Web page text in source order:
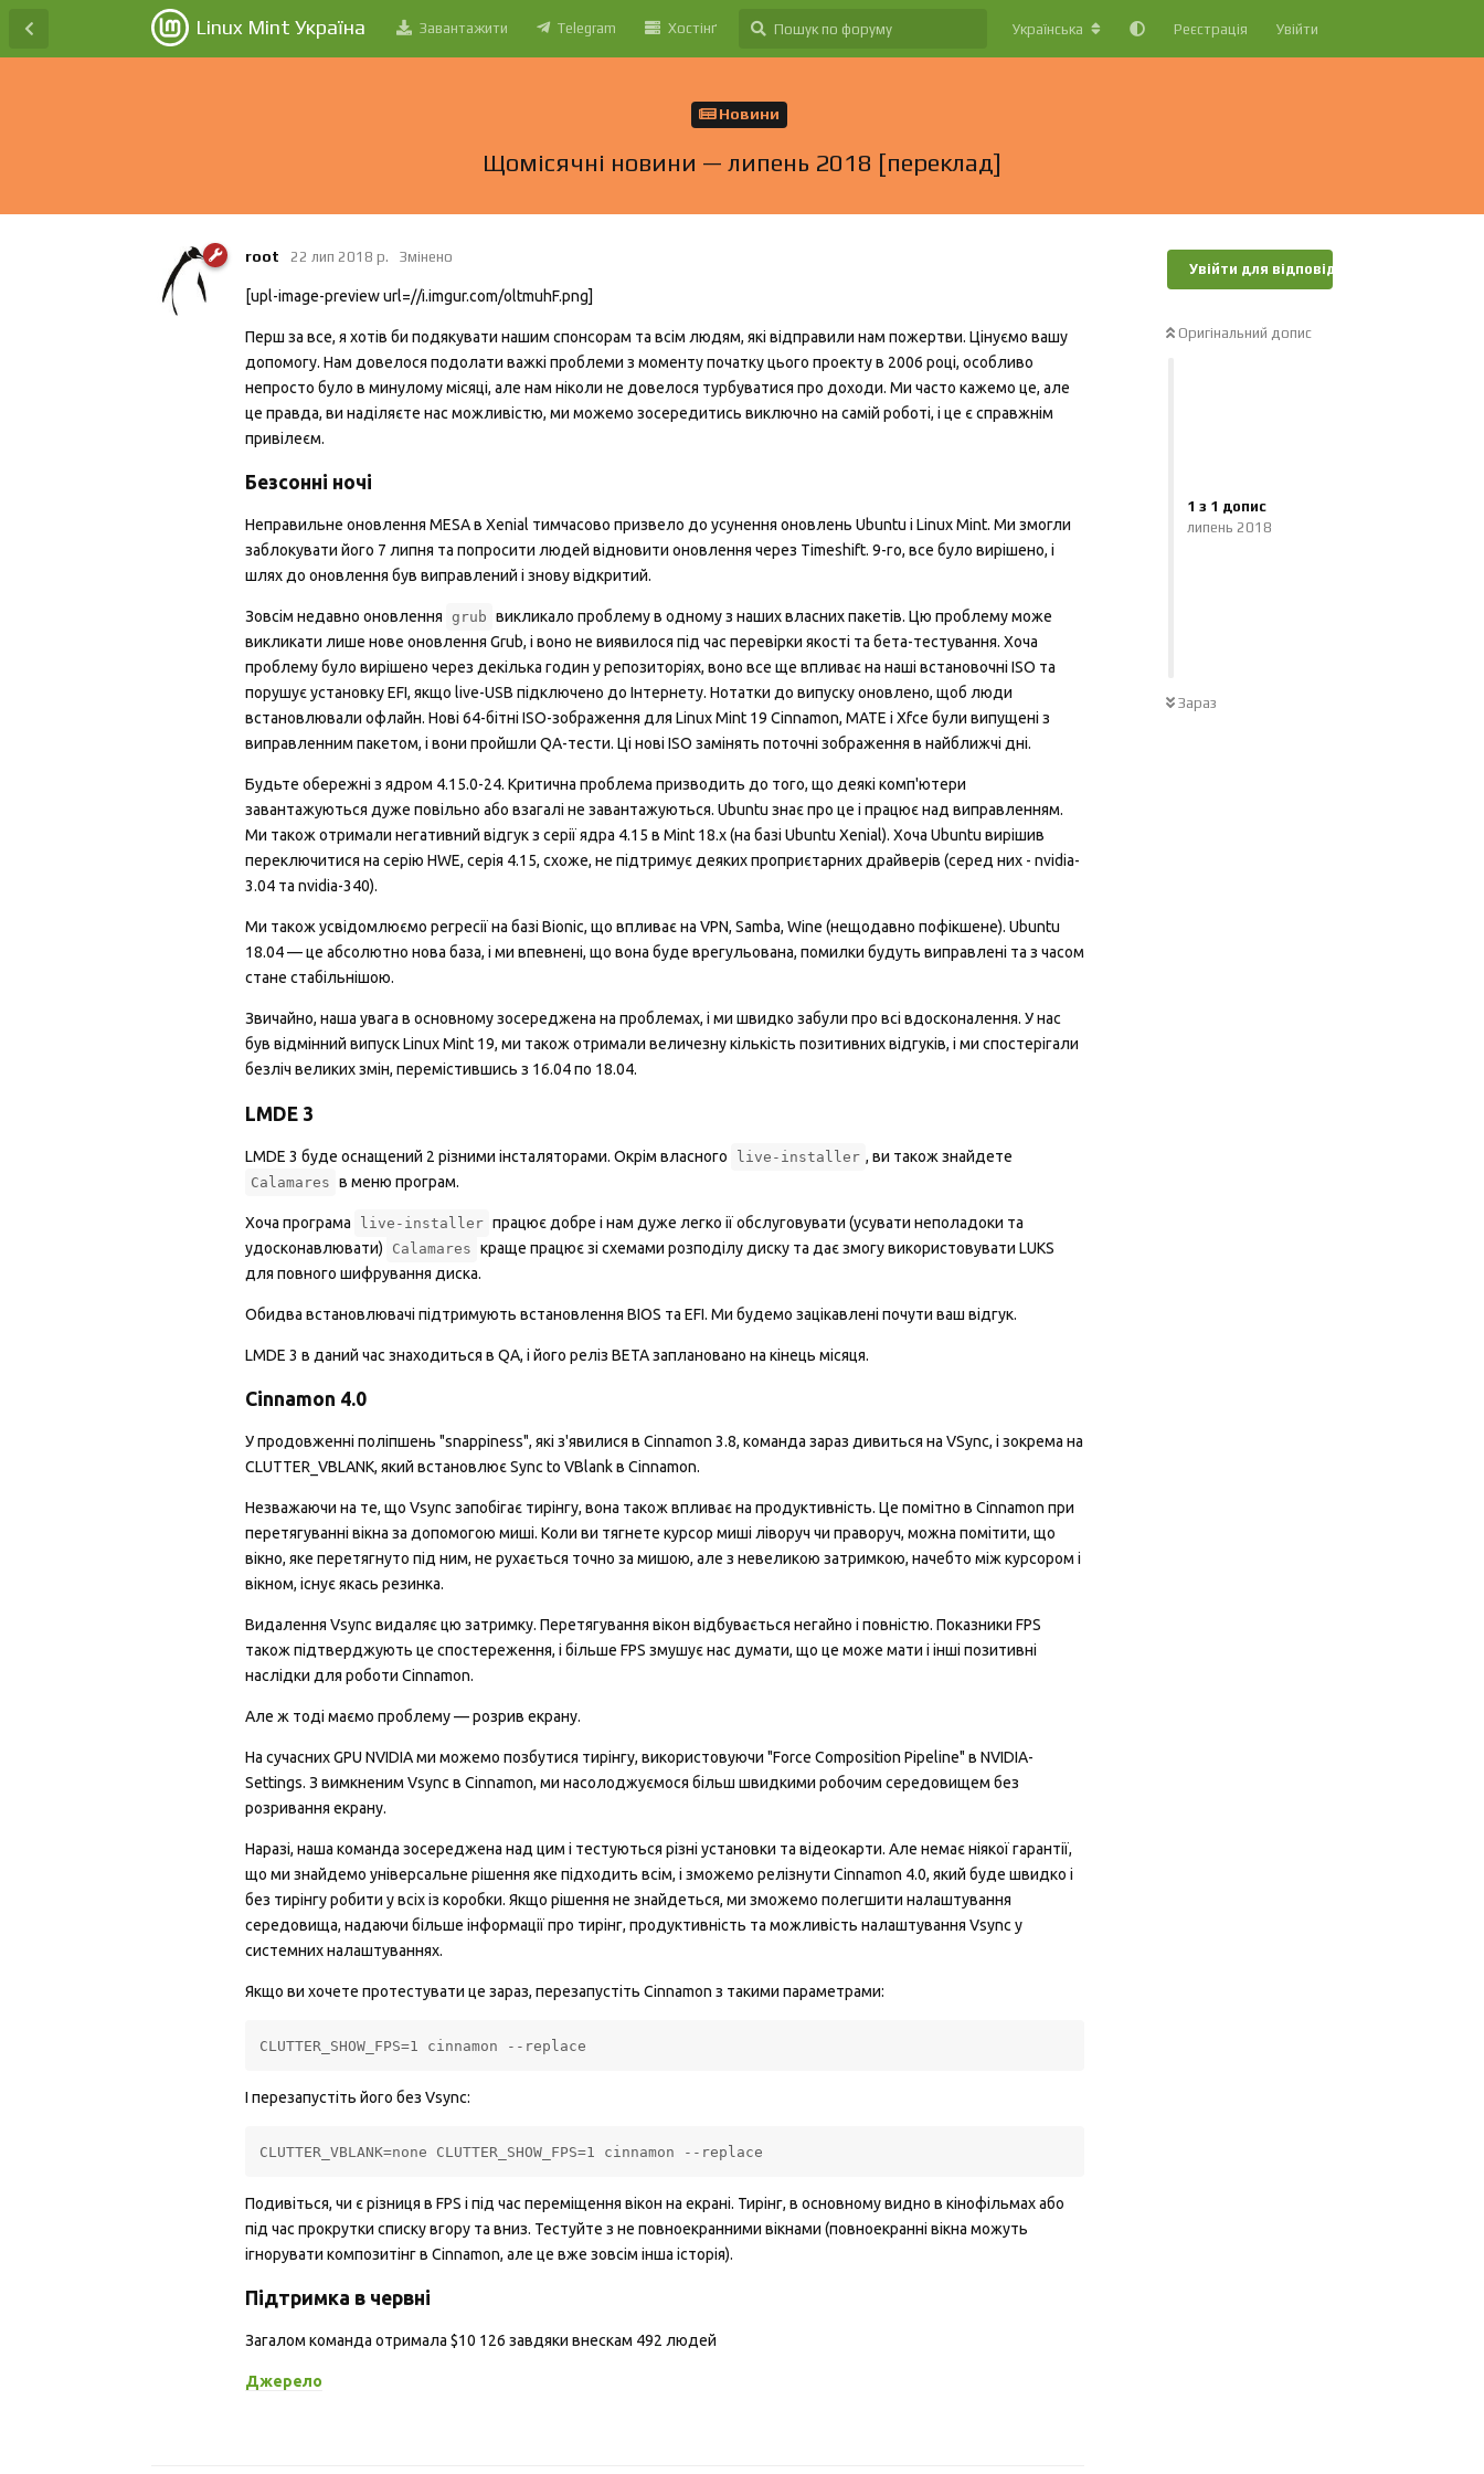
Linux Mint Україна Завантажити Telegram Хостінґ Українська Реєстрація Увійти
Новини
Щомісячні новини — липень 2018 [переклад]
Увійти для відповіді
Оригінальний допис
1 з 1 допис
липень 2018
Зараз
root 22 лип 2018 р. Змінено
[upl-image-preview url=//i.imgur.com/oltmuhF.png]
Перш за все, я хотів би подякувати нашим спонсорам та всім людям, які відправили нам пожертви. Цінуємо вашу
допомогу. Нам довелося подолати важкі проблеми з моменту початку цього проекту в 2006 році, особливо
непросто було в минулому місяці, але нам ніколи не довелося турбуватися про доходи. Ми часто кажемо це, але
це правда, ви наділяєте нас можливістю, ми можемо зосередитись виключно на самій роботі, і це є справжнім
привілеєм.
Безсонні ночі
Неправильне оновлення MESA в Xenial тимчасово призвело до усунення оновлень Ubuntu і Linux Mint. Ми змогли
заблокувати його 7 липня та попросити людей відновити оновлення через Timeshift. 9-го, все було вирішено, і
шлях до оновлення був виправлений і знову відкритий.
Зовсім недавно оновлення grub викликало проблему в одному з наших власних пакетів. Цю проблему може
викликати лише нове оновлення Grub, і воно не виявилося під час перевірки якості та бета-тестування. Хоча
проблему було вирішено через декілька годин у репозиторіях, воно все ще впливає на наші встановочні ISO та
порушує установку EFI, якщо live-USB підключено до Інтернету. Нотатки до випуску оновлено, щоб люди
встановлювали офлайн. Нові 64-бітні ISO-зображення для Linux Mint 19 Cinnamon, MATE і Xfce були випущені з
виправленним пакетом, і вони пройшли QA-тести. Ці нові ISO замінять поточні зображення в найближчі дні.
Будьте обережні з ядром 4.15.0-24. Критична проблема призводить до того, що деякі комп'ютери
завантажуються дуже повільно або взагалі не завантажуються. Ubuntu знає про це і працює над виправленням.
Ми також отримали негативний відгук з серії ядра 4.15 в Mint 18.x (на базі Ubuntu Xenial). Хоча Ubuntu вирішив
переключитися на серію HWE, серія 4.15, схоже, не підтримує деяких проприєтарних драйверів (серед них - nvidia-
3.04 та nvidia-340).
Ми також усвідомлюємо регресії на базі Bionic, що впливає на VPN, Samba, Wine (нещодавно пофікшене). Ubuntu
18.04 — це абсолютно нова база, і ми впевнені, що вона буде врегульована, помилки будуть виправлені та з часом
стане стабільнішою.
Звичайно, наша увага в основному зосереджена на проблемах, і ми швидко забули про всі вдосконалення. У нас
був відмінний випуск Linux Mint 19, ми також отримали величезну кількість позитивних відгуків, і ми спостерігали
безліч великих змін, перемістившись з 16.04 по 18.04.
LMDE 3
LMDE 3 буде оснащений 2 різними інсталяторами. Окрім власного live-installer , ви також знайдете
Calamares в меню програм.
Хоча програма live-installer працює добре і нам дуже легко iї обслуговувати (усувати неполадоки та
удосконавлювати)
Calamares краще працює зі схемами розподілу диску та дає змогу використовувати LUKS
для повного шифрування диска.
Обидва встановлювачі підтримують встановлення BIOS та EFI. Ми будемо зацікавлені почути ваш відгук.
LMDE 3 в даний час знаходиться в QA, і його реліз BETA заплановано на кінець місяця.
Cinnamon 4.0
У продовженні поліпшень "snappiness", які з'явилися в Cinnamon 3.8, команда зараз дивиться на VSync, і зокрема на
CLUTTER_VBLANK, який встановлює Sync to VBlank в Cinnamon.
Незважаючи на те, що Vsync запобігає тирінгу, вона також впливає на продуктивність. Це помітно в Cinnamon при
перетягуванні вікна за допомогою миші. Коли ви тягнете курсор миші ліворуч чи праворуч, можна помітити, що
вікно, яке перетягнуто під ним, не рухається точно за мишою, але з невеликою затримкою, начебто між курсором і
вікном, існує якась резинка.
Видалення Vsync видаляє цю затримку. Перетягування вікон відбувається негайно і повністю. Показники FPS
також підтверджують це спостереження, і більше FPS змушує нас думати, що це може мати і інші позитивні
наслідки для роботи Cinnamon.
Але ж тоді маємо проблему — розрив екрану.
На сучасних GPU NVIDIA ми можемо позбутися тирінгу, використовуючи "Force Composition Pipeline" в NVIDIA-
Settings. З вимкненим Vsync в Cinnamon, ми насолоджуємося більш швидкими робочим середовищем без
розривання екрану.
Наразі, наша команда зосереджена над цим і тестуються різні установки та відеокарти. Але немає ніякої гарантії,
що ми знайдемо універсальне рішення яке підходить всім, і зможемо релізнути Cinnamon 4.0, який буде швидко і
без тирінгу робити у всіх із коробки. Якщо рішення не знайдеться, ми зможемо полегшити налаштування
середовища, надаючи більше інформації про тирінг, продуктивність та можливість налаштування Vsync у
системних налаштуваннях.
Якщо ви хочете протестувати це зараз, перезапустіть Cinnamon з такими параметрами:
CLUTTER_SHOW_FPS=1 cinnamon --replace
І перезапустіть його без Vsync:
CLUTTER_VBLANK=none CLUTTER_SHOW_FPS=1 cinnamon --replace
Подивіться, чи є різниця в FPS і під час переміщення вікон на екрані. Тирінг, в основному видно в кінофільмах або
під час прокрутки списку вгору та вниз. Тестуйте з не повноекранними вікнами (повноекранні вікна можуть
ігнорувати композитінг в Cinnamon, але це вже зовсім інша історія).
Підтримка в червні
Загалом команда отримала $10 126 завдяки внескам 492 людей
Джерело